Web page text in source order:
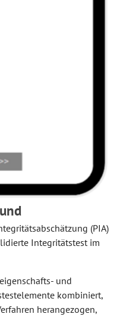
(PIA)
Integritätstest im
und
kombiniert,
herangezogen,